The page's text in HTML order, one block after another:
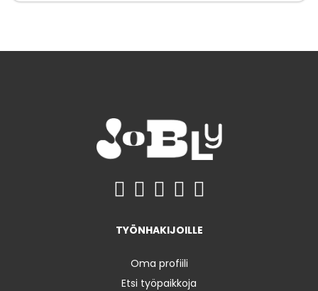
TYÖNHAKIJOILLE
Oma profiili
Etsi työpaikkoja